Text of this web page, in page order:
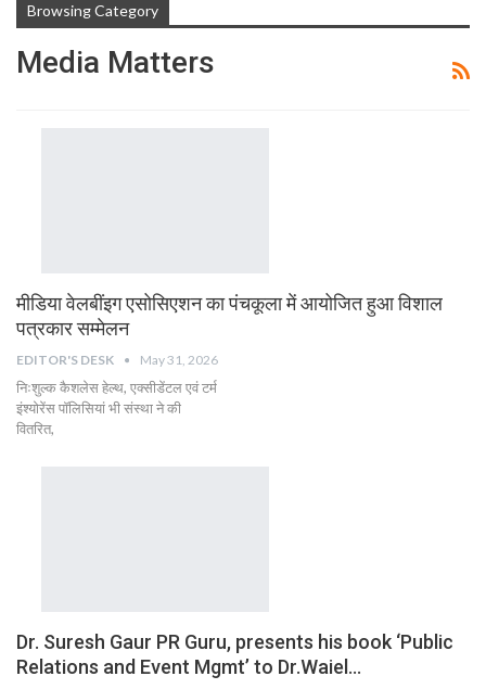
Browsing Category
Media Matters
मीडिया वेलबींइग एसोसिएशन का पंचकूला में आयोजित हुआ विशाल
पत्रकार सम्मेलन
EDITOR'S DESK May 31, 2026
निःशुल्क कैशलेस हेल्थ, एक्सीडेंटल एवं टर्म
इंश्योरेंस पॉलिसियां भी संस्था ने की
वितरित,
Dr. Suresh Gaur PR Guru, presents his book ‘Public
Relations and Event Mgmt’ to Dr.Waiel…